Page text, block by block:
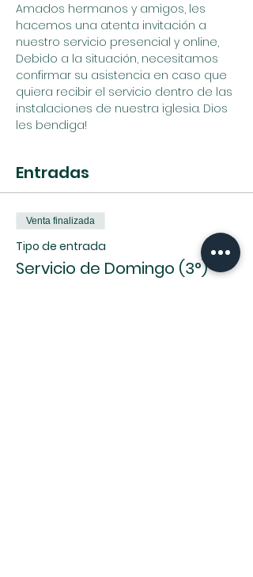
Amados hermanos y amigos, les
hacemos una atenta invitación a
nuestro servicio presencial y online,
Debido a la situación, necesitamos
confirmar su asistencia en caso que
quiera recibir el servicio dentro de las
instalaciones de nuestra iglesia. Dios
les bendiga!
Entradas
Venta finalizada
Tipo de entrada
Servicio de Domingo (3°)